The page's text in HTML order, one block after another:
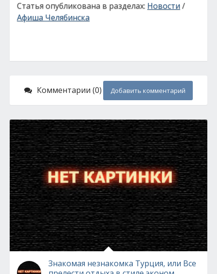
Статья опубликована в разделах: Новости/
Афиша Челябинска
Комментарии (0) Добавить комментарий
Знакомая незнакомка Турция, или Все